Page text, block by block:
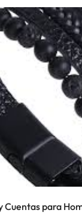
Cuentas para